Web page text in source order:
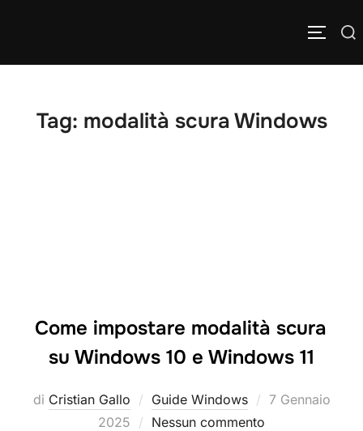
Cerca APRI/
Tag: modalità scura Windows
Come impostare modalità scura
su Windows 10 e Windows 11
di Cristian Gallo Guide Windows
Pubblicato
7 Gennaio
2025
Nessun commento